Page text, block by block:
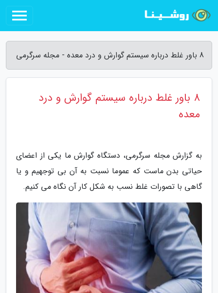
8 باور غلط درباره سیستم گوارش و درد معده - مجله سرگرمی
8 باور غلط درباره سیستم گوارش و درد
معده
به گزارش مجله سرگرمی، دستگاه گوارش ما یکی از اعضای
حیاتی بدن ماست که عموما نسبت به آن بی توجهیم و یا
گاهی با تصورات غلط نسب به شکل کار آن نگاه می کنیم.